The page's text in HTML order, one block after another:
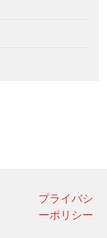
プライバシ
ーポリシー